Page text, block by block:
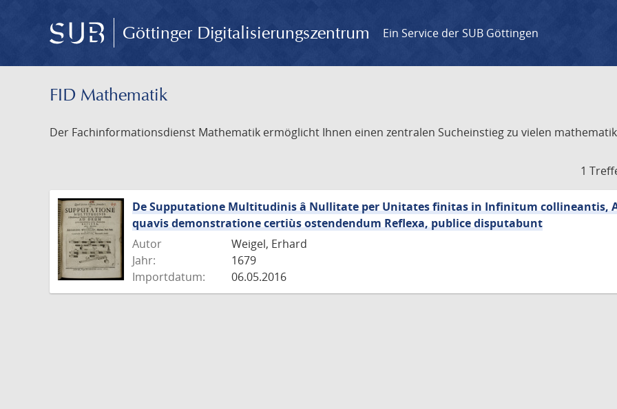
Göttinger Digitalisierungszentrum Ein Service der SUB Göttingen
FID Mathematik
Der Fachinformationsdienst Mathematik ermöglicht Ihnen einen zentralen Sucheinstieg zu vielen
1
De Supputatione Multitudinis â Nullitate per Unitates finitas in Infinitum collineantis,
quavis demonstratione certiùs ostendendum Reflexa, publice disputabunt
Autor
Weigel, Erhard
Jahr:
1679
Importdatum:
06.05.2016